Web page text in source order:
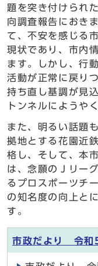
題を突き付けられ
向調査報告におき
て、不安を感じる
現状であり、市内
ます。しかし、行
活動が正常に戻り
持ち直し基調が見
トンネルにようや
また、明るい話題
拠地とする花園近
格し、そして、本
は、念願のＪリー
るプロスポーツチ
の知名度の向上と
す。
市政だより 令